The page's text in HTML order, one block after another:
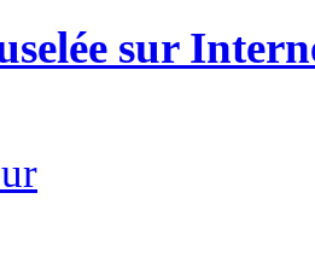
sur